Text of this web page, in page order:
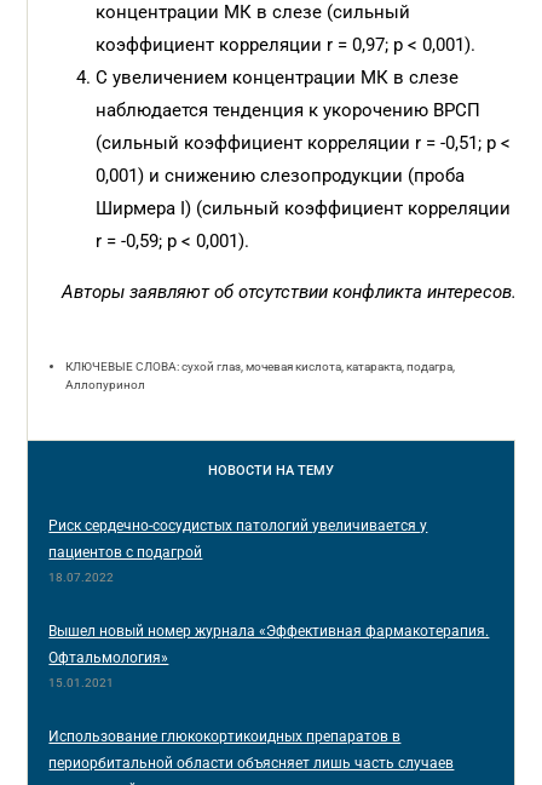
концентрации МК в слезе (сильный
коэффициент корреляции r = 0,97; p < 0,001).
С увеличением концентрации МК в слезе
наблюдается тенденция к укорочению ВРСП
(сильный коэффициент корреляции r = -0,51; p <
0,001) и снижению слезопродукции (проба
Ширмера I) (сильный коэффициент корреляции
r = -0,59; p < 0,001).
Авторы заявляют об отсутствии конфликта интересов.
КЛЮЧЕВЫЕ СЛОВА: сухой глаз, мочевая кислота, катаракта, подагра,
Аллопуринол
НОВОСТИ НА ТЕМУ
Риск сердечно-сосудистых патологий увеличивается у
пациентов с подагрой
18.07.2022
Вышел новый номер журнала «Эффективная фармакотерапия.
Офтальмология»
15.01.2021
Использование глюкокортикоидных препаратов в
периорбитальной области объясняет лишь часть случаев